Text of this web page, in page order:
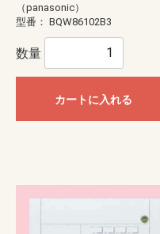
（panasonic）
型番： BQW86102B3
数量
カートに入れる